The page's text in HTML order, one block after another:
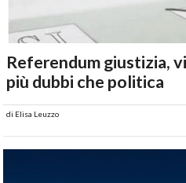
Referendum giustizia,
più dubbi che politica
di Elisa Leuzzo